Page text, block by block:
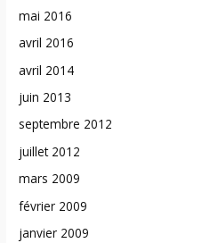
mai 2016
avril 2016
avril 2014
juin 2013
septembre 2012
juillet 2012
mars 2009
février 2009
janvier 2009